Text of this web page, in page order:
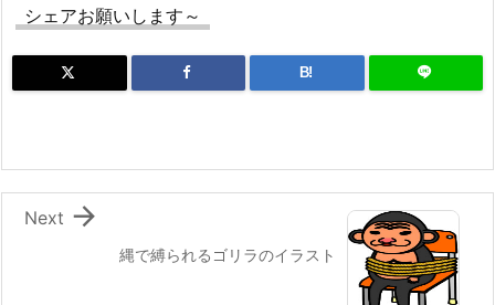
シェアお願いします～
B!
縄で縛られるゴリラのイラスト

Next